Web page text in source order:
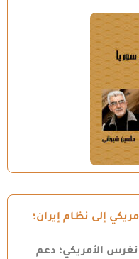
إلى نظام إيران؛
166 للكونغرس الأمريكي؛ دعم